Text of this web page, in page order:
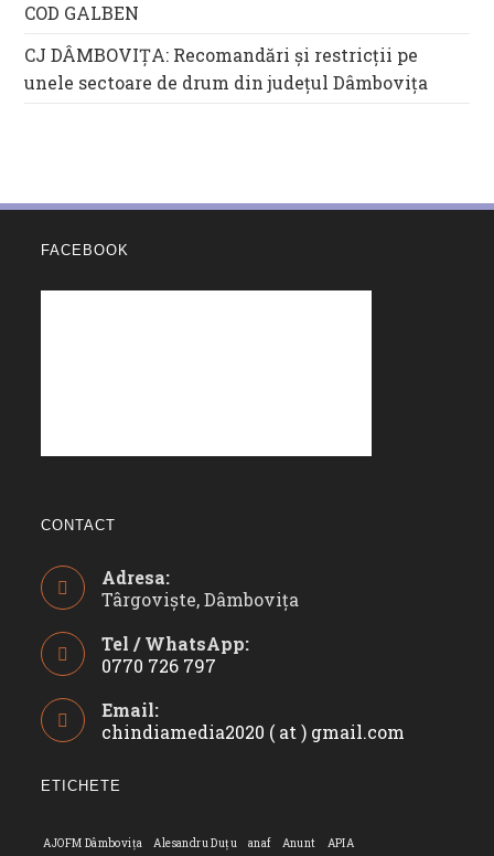
COD GALBEN
CJ DÂMBOVIȚA: Recomandări și restricții pe
unele sectoare de drum din județul Dâmbovița
FACEBOOK
CONTACT
Adresa:
Târgoviște, Dâmbovița
Tel / WhatsApp:
0770 726 797
in
your
Email:
chindiamedia2020 ( at ) gmail.com
ETICHETE
AJOFM Dâmbovița Alesandru Duțu anaf Anunt
APIA